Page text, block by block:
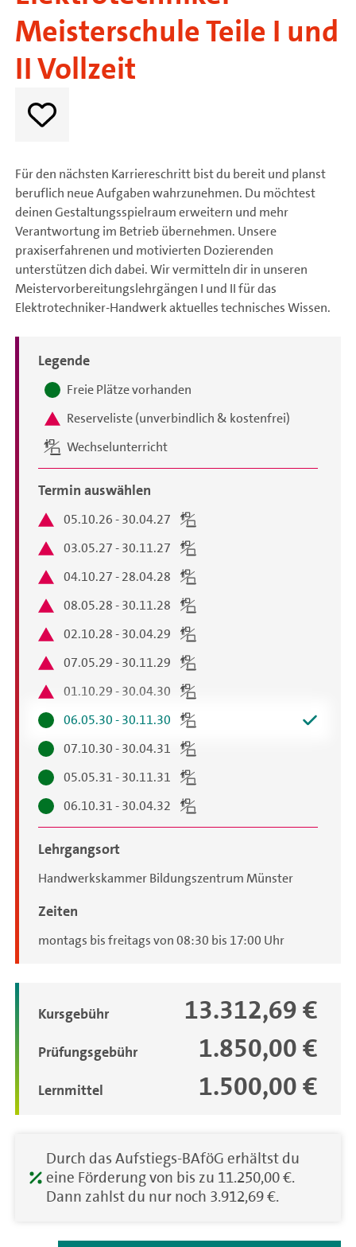
Meisterschule Teile I und
II Vollzeit
Für den nächsten Karriereschritt bist du bereit und planst
beruflich neue Aufgaben wahrzunehmen. Du möchtest
deinen Gestaltungsspielraum erweitern und mehr
Verantwortung im Betrieb übernehmen. Unsere
praxiserfahrenen und motivierten Dozierenden
unterstützen dich dabei. Wir vermitteln dir in unseren
Meistervorbereitungslehrgängen I und II für das
Elektrotechniker-Handwerk aktuelles technisches Wissen.
Terminauswahl
Legende
Freie Plätze vorhanden
Reserveliste (unverbindlich & kostenfrei)
Wechselunterricht
Termin auswählen
05.10.26 - 30.04.27
03.05.27 - 30.11.27
04.10.27 - 28.04.28
08.05.28 - 30.11.28
02.10.28 - 30.04.29
07.05.29 - 30.11.29
01.10.29 - 30.04.30
06.05.30 - 30.11.30
07.10.30 - 30.04.31
05.05.31 - 30.11.31
06.10.31 - 30.04.32
Lehrgangsort
Handwerkskammer Bildungszentrum Münster
Zeiten
montags bis freitags von 08:30 bis 17:00 Uhr
Gebühren
Kursgebühr 13.312,69 €
Prüfungsgebühr 1.850,00 €
Lernmittel 1.500,00 €
Durch das Aufstiegs-BAföG erhältst du
eine Förderung von bis zu 11.250,00 €.
Dann zahlst du nur noch 3.912,69 €.